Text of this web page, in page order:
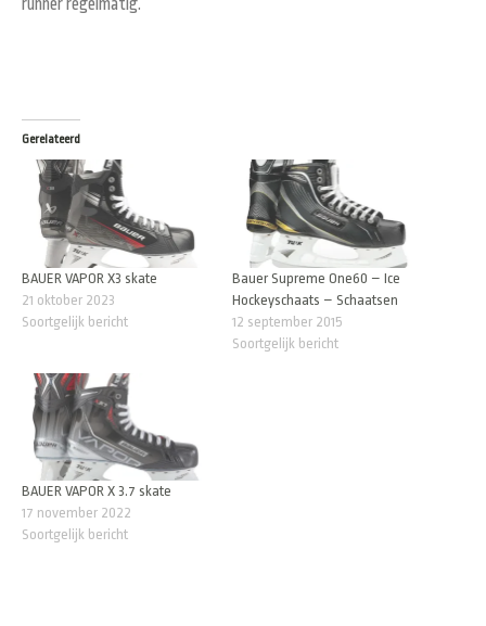
runner regelmatig.
Gerelateerd
BAUER VAPOR X3 skate
21 oktober 2023
Soortgelijk bericht
Bauer Supreme One60 – Ice
Hockeyschaats – Schaatsen
12 september 2015
Soortgelijk bericht
BAUER VAPOR X 3.7 skate
17 november 2022
Soortgelijk bericht